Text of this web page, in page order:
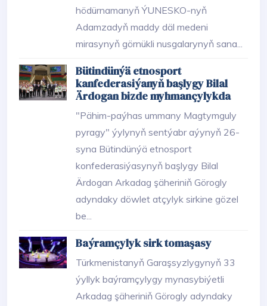
hödürnamanyň ÝUNESKO-nyň
Adamzadyň maddy däl medeni
mirasynyň görnükli nusgalarynyň sana...
Bütindünýä etnosport
kanfederasiýanyň başlygy Bilal
Ärdogan bizde myhmançylykda
"Pähim-paýhas ummany Magtymguly
pyragy" ýylynyň sentýabr aýynyň 26-
syna Bütindünýä etnosport
konfederasiýasynyň başlygy Bilal
Ärdogan Arkadag şäheriniň Görogly
adyndaky döwlet atçylyk sirkine gözel
be...
Baýramçylyk sirk tomaşasy
Türkmenistanyň Garaşsyzlygynyň 33
ýyllyk baýramçylygy mynasybiýetli
Arkadag şäheriniň Görogly adyndaky